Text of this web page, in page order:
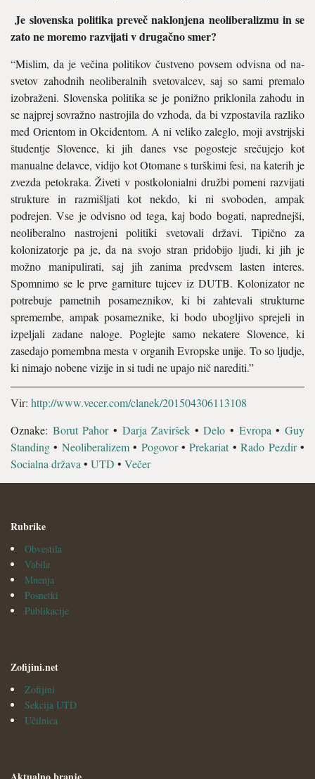
Je slovenska politika preveč na­klonjena neoliberalizmu in se
zato ne moremo razvijati v drugačno smer?
“Mislim, da je večina politikov čustveno povsem odvisna od na­
svetov zahodnih neoliberalnih svetovalcev, saj so sami premalo
izobraženi. Slovenska politika se je ponižno priklonila zahodu in
se najprej sovražno nastrojila do vzhoda, da bi vzpostavila razli­ko
med Orientom in Okcidentom. A ni veliko zaleglo, moji avstrijski
študentje Slovence, ki jih danes vse pogosteje srečujejo kot
manualne delavce, vidijo kot Otomane s turškimi fesi, na katerih je
zvezda petokraka. Živeti v postkolonial­ni družbi pomeni razvijati
struk­ture in razmišljati kot nekdo, ki ni svoboden, ampak
podrejen. Vse je odvisno od tega, kaj bodo bogati, naprednejši,
neoliberalno nastro­jeni politiki svetovali državi. Tipično za
kolonizatorje pa je, da na svojo stran pridobijo ljudi, ki jih je
možno manipulirati, saj jih zanima predvsem lasten interes.
Spomni­mo se le prve garniture tujcev iz DUTB. Kolonizator ne
potrebu­je pametnih posameznikov, ki bi zahtevali strukturne
spremembe, ampak posameznike, ki bodo ubo­gljivo sprejeli in
izpeljali zadane naloge. Poglejte samo nekatere Slovence, ki
zasedajo pomembna mesta v organih Evropske unije. To so ljudje,
ki nimajo nobene vizije in si tudi ne upajo nič narediti.”
Vir: http://www.vecer.com/clanek/201504306113108
Oznake: Borut Pahor• Darja Zaviršek •Delo • Evropa •Guy
Standing • Neoliberalizem• Pogovor•Prekariat•Rado Pezdir•
Socialna država • UTD • Večer
Rubrike
Obvestila
Vabila
Mnenja
Posnetki
Publikacije
Zofijini.net
Zofijini
Sekcija UTD
Učilnica